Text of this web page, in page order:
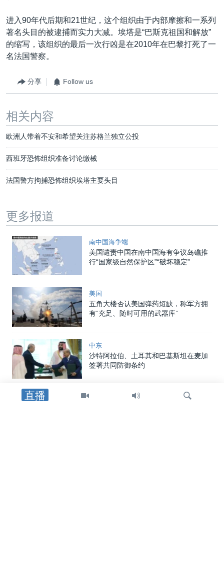
直播
进入90年代后期和21世纪，这个组织由于内部摩擦和一系列
著名头目的被逮捕而实力大减。埃塔是“巴斯克祖国和解放”
的缩写，该组织的最后一次行凶是在2010年在巴黎打死了一
名法国警察。
分享 Follow us
相关内容
欧洲人带着不安和希望关注苏格兰独立公投
西班牙恐怖组织准备讨论缴械
法国警方拘捕恐怖组织埃塔主要头目
更多报道
南中国海争端
美国谴责中国在南中国海有争议岛礁推
行“国家级自然保护区”“破坏稳定”
美国
五角大楼否认美国弹药短缺，称军方拥
有“充足、随时可用的武器库”
中东
沙特阿拉伯、土耳其和巴基斯坦在麦加
签署共同防御条约